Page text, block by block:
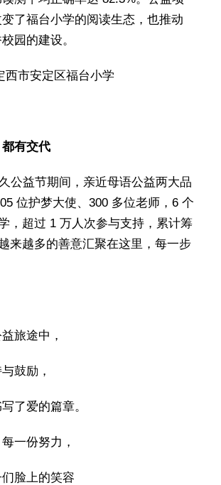
了福台小学的阅读生态，也推动
园的建设。
市安定区福台小学
有交代
公益节期间，亲近母语公益两大品
位护梦大使、300 多位老师，6 个
，超过 1 万人次参与支持，累计筹
来越多的善意汇聚在这里，每一步
旅途中，
鼓励，
了爱的篇章。
一份努力，
脸上的笑容